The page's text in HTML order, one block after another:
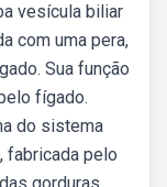
vesícula biliar
com uma pera,
Sua função
fígado.
do sistema
fabricada pelo